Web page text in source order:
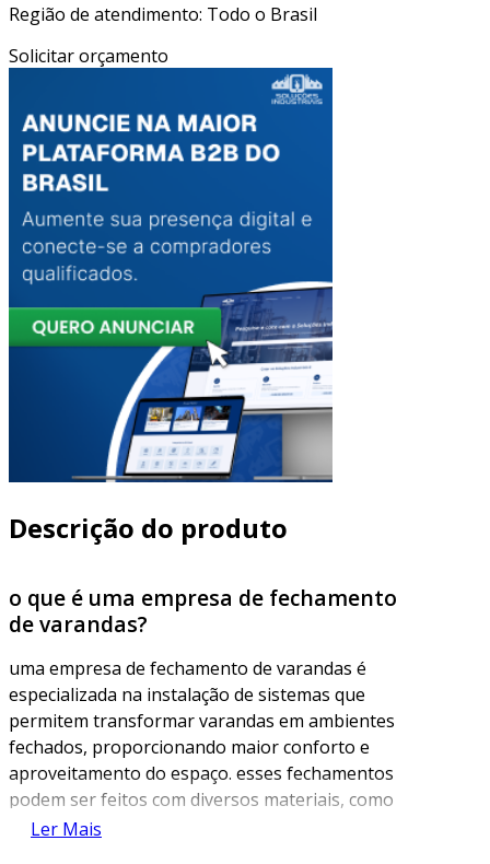
Região de atendimento: Todo o Brasil
Solicitar orçamento
Descrição do produto
o que é uma empresa de fechamento
de varandas?
uma empresa de fechamento de varandas é
especializada na instalação de sistemas que
permitem transformar varandas em ambientes
fechados, proporcionando maior conforto e
aproveitamento do espaço. esses fechamentos
podem ser feitos com diversos materiais, como
vidro, alumínio e policarbonato, dependendo
Ler Mais